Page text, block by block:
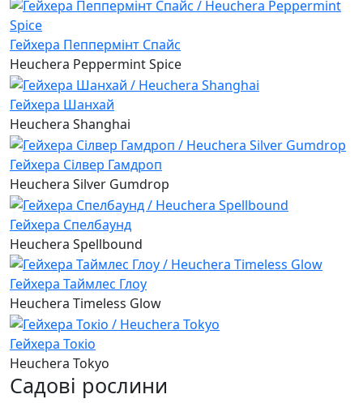
Гейхера Пеппермінт Спайс
Heuchera Peppermint Spice
Гейхера Шанхай
Heuchera Shanghai
Гейхера Сілвер Гамдроп
Heuchera Silver Gumdrop
Гейхера Спелбаунд
Heuchera Spellbound
Гейхера Таймлес Глоу
Heuchera Timeless Glow
Гейхера Токіо
Heuchera Tokyo
Садові рослини